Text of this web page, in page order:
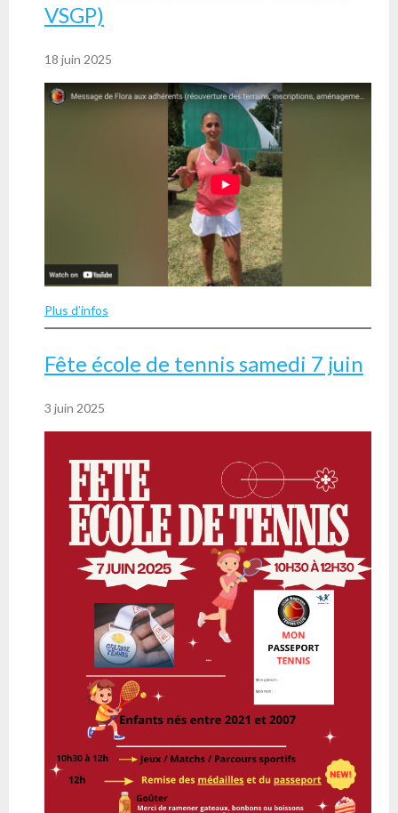
VSGP)
18 juin 2025
Plus d’infos
Fête école de tennis samedi 7 juin
3 juin 2025